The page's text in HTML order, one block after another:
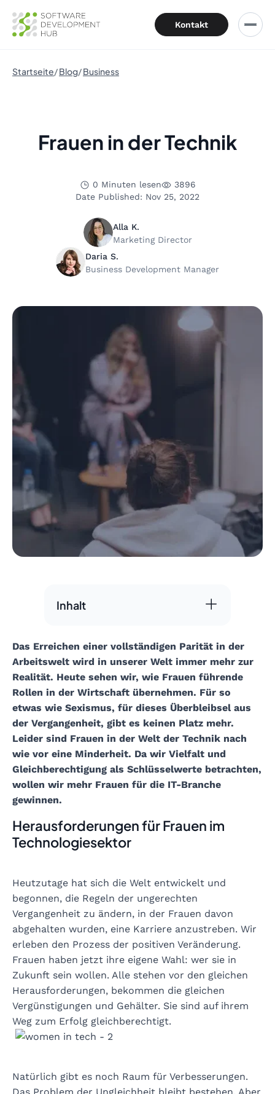
Kontakt
Startseite Blog Business
Frauen in der Technik
0 Minuten lesen
3896
Date Published: Nov 25, 2022
Alla K.
Marketing Director
Daria S.
Business Development Manager
Inhalt
Das Erreichen einer vollständigen Parität in der
Arbeitswelt wird in unserer Welt immer mehr zur
Realität. Heute sehen wir, wie Frauen führende
Rollen in der Wirtschaft übernehmen. Für so
etwas wie Sexismus, für dieses Überbleibsel aus
der Vergangenheit, gibt es keinen Platz mehr.
Leider sind Frauen in der Welt der Technik nach
wie vor eine Minderheit. Da wir Vielfalt und
Gleichberechtigung als Schlüsselwerte betrachten,
wollen wir mehr Frauen für die IT-Branche
gewinnen.
Herausforderungen für Frauen im
Technologiesektor
Heutzutage hat sich die Welt entwickelt und
begonnen, die Regeln der ungerechten
Vergangenheit zu ändern, in der Frauen davon
abgehalten wurden, eine Karriere anzustreben. Wir
erleben den Prozess der positiven Veränderung.
Frauen haben jetzt ihre eigene Wahl: wer sie in
Zukunft sein wollen. Alle stehen vor den gleichen
Herausforderungen, bekommen die gleichen
Vergünstigungen und Gehälter. Sie sind auf ihrem
Weg zum Erfolg gleichberechtigt.
Natürlich gibt es noch Raum für Verbesserungen.